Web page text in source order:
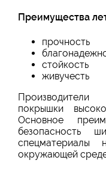
Преимущества
прочность
стойкость
живучесть
покрышки
Основное
безопасность
спецматериалы
окружающей